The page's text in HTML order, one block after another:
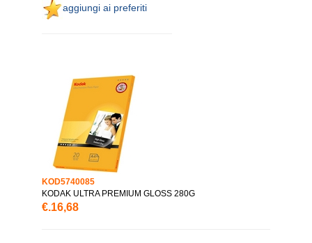
aggiungi ai preferiti
KOD5740085
KODAK ULTRA PREMIUM GLOSS 280G
€.16,68